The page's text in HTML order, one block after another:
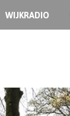
WIJKRADIO